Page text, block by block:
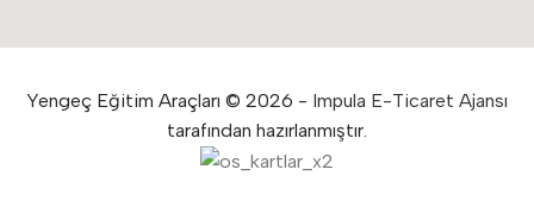
Yengeç Eğitim Araçları © 2026 - Impula E-Ticaret Ajansı
tarafından hazırlanmıştır.